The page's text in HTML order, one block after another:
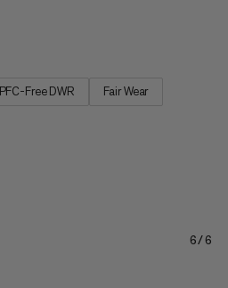
PFC-Free DWR
Fair Wear
6/6